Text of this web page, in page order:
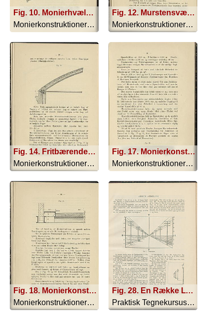
Fig. 10. Monierhvælv; Fig. 11. Monierhvælv
Monierkonstruktionerne - 1893
Fig. 12. Murstensvæg og Moniervæg
Monierkonstruktionerne - 1893
Fig. 14. Fritbærende Moniertag
Monierkonstruktionerne - 1893
Fig. 17. Monierkonstruktion
Monierkonstruktionerne - 1893
Fig. 18. Monierkonstruktion
Monierkonstruktionerne - 1893
Fig. 28. En Række Lygtepæle
Praktisk Tegnekursus - 1897